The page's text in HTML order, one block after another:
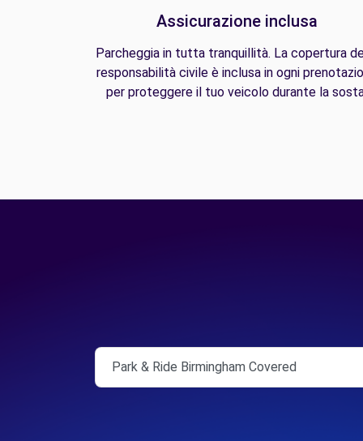
Assicurazione inclusa
Parcheggia in tutta tranquillità. La copertura
responsabilità civile è inclusa in ogni
per proteggere il tuo veicolo durante la
Park & Ride Birmingham Covered